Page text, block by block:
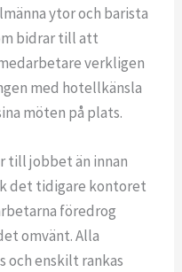
ytor och barista
bidrar till att
verkligen
med hotellkänsla
möten på plats.
till jobbet än innan
det tidigare kontoret
föredrog
omvänt. Alla
och enskilt rankas